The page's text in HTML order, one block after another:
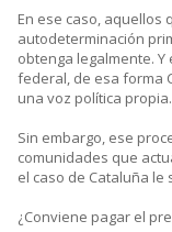
En ese caso, aquellos
autodeterminación
obtenga legalmente.
federal, de esa forma
una voz política propia.
Sin embargo, ese
comunidades que
el caso de Cataluña le
¿Conviene pagar el